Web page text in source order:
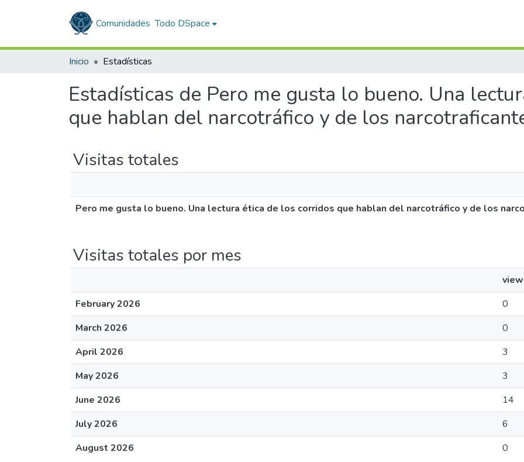
Comunidades Todo DSpace
Inicio Estadísticas
Estadísticas de Pero me gusta lo bueno. Una
que hablan del narcotráfico y de los
Visitas totales
Pero me gusta lo bueno. Una lectura ética de los corridos que hablan del narcotráfico y de los
Visitas totales por mes
February 2026
0
March 2026
0
April 2026
3
May 2026
3
June 2026
14
July 2026
6
August 2026
0